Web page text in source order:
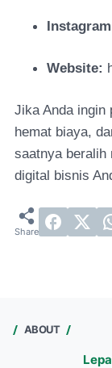
Website:
Jika Anda ingin
hemat biaya,
saatnya beralih
digital bisnis
ABOUT